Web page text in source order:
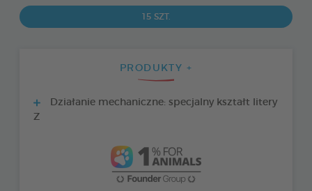
15 SZT.
PRODUKTY +
Działanie mechaniczne: specjalny kształt litery
Z